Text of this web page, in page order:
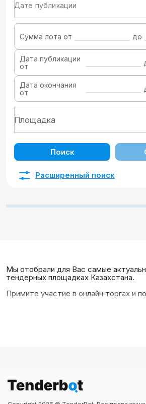
Дате публикации
Сумма лота от до
Дата публикации
от
Дата окончания
от
Поиск
Расширенный поиск
Мы отобрали для Вас самые
тендерных площадках Казахстана.
Примите участие в онлайн торгах и